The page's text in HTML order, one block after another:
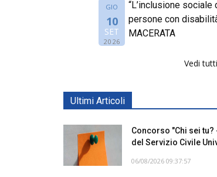
GIO
10
SET
2026
“L’inclusione sociale
persone con
MACERATA
Vedi
Ultimi Articoli
Concorso "Chi sei tu?
del Servizio Civile
06/08/2026 09:37:57